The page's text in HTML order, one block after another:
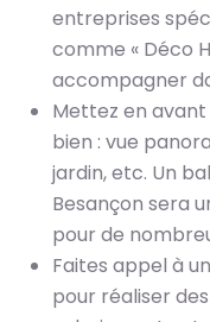
entreprises
comme « Déco
accompagner
Mettez en
bien : vue
jardin, etc. Un
Besançon sera
pour de
Faites appel à
pour réaliser